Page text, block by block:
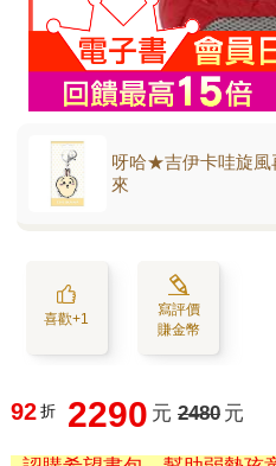
呀哈★吉伊卡哇旋風
來
喜歡+1
寫評價
賺金幣
92 折 2290 元 2480 元